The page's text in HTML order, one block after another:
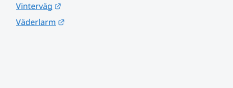
Vinterväg
Väderlarm